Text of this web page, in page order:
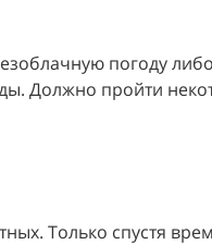
погоду
Должно пройти
Только спустя